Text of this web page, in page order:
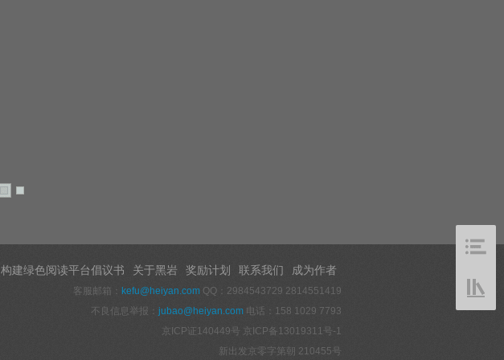
构建绿色阅读平台倡议书 关于黑岩 奖励计划 联系我们 成为作者
客服邮箱： kefu@heiyan.com QQ：2984543729 2814551419
不良信息举报： jubao@heiyan.com 电话：158 1029 7793
京ICP证140449号 京ICP备13019311号-1
新出发京零字第朝 210455号